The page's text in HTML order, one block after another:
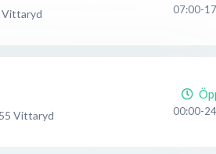
Vittaryd 07:00-
Vittaryd 00:00-